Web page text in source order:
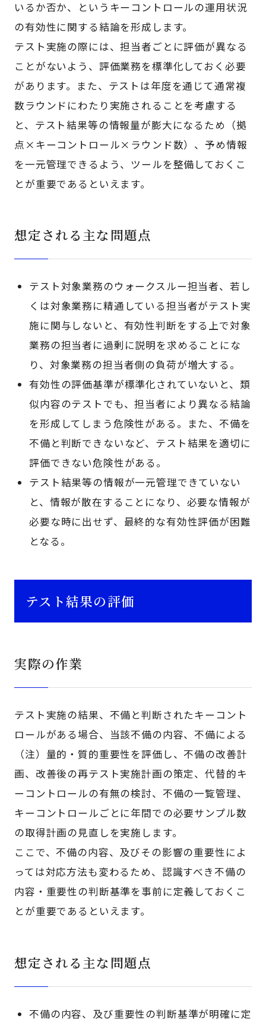
いるか否か、というキーコントロールの運用状況
の有効性に関する結論を形成します。
テスト実施の際には、担当者ごとに評価が異なる
ことがないよう、評価業務を標準化しておく必要
があります。また、テストは年度を通じて通常複
数ラウンドにわたり実施されることを考慮する
と、テスト結果等の情報量が膨大になるため（拠
点×キーコントロール×ラウンド数）、予め情報
を一元管理できるよう、ツールを整備しておくこ
とが重要であるといえます。
想定される主な問題点
テスト対象業務のウォークスルー担当者、若し
くは対象業務に精通している担当者がテスト実
施に関与しないと、有効性判断をする上で対象
業務の担当者に過剰に説明を求めることにな
り、対象業務の担当者側の負荷が増大する。
有効性の評価基準が標準化されていないと、類
似内容のテストでも、担当者により異なる結論
を形成してしまう危険性がある。また、不備を
不備と判断できないなど、テスト結果を適切に
評価できない危険性がある。
テスト結果等の情報が一元管理できていない
と、情報が散在することになり、必要な情報が
必要な時に出せず、最終的な有効性評価が困難
となる。
テスト結果の評価
実際の作業
テスト実施の結果、不備と判断されたキーコント
ロールがある場合、当該不備の内容、不備による
（注）量的・質的重要性を評価し、不備の改善計
画、改善後の再テスト実施計画の策定、代替的キ
ーコントロールの有無の検討、不備の一覧管理、
キーコントロールごとに年間での必要サンプル数
の取得計画の見直しを実施します。
ここで、不備の内容、及びその影響の重要性によ
っては対応方法も変わるため、認識すべき不備の
内容・重要性の判断基準を事前に定義しておくこ
とが重要であるといえます。
想定される主な問題点
不備の内容、及び重要性の判断基準が明確に定